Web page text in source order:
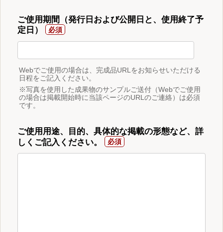
ご使用期間（発行日および公開日と、使用終了予
定日）
Webでご使用の場合は、完成品URLをお知らせいただける
日程をご記入ください。
※写真を使用した成果物のサンプルご送付（Webでご使用
の場合は掲載開始時に当該ページのURLのご連絡）は必須
です。
ご使用用途、目的、具体的な掲載の形態など、詳
しくご記入ください。